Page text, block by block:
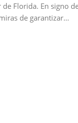
Florida. En signo
de garantizar…